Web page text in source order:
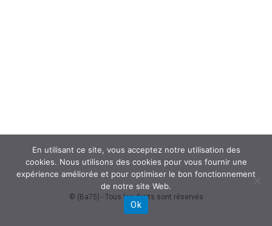
© (Ba75) - Tous les droits sont réservés
En utilisant ce site, vous acceptez notre utilisation des
cookies. Nous utilisons des cookies pour vous fournir une
expérience améliorée et pour optimiser le bon fonctionnement
de notre site Web.
Ok